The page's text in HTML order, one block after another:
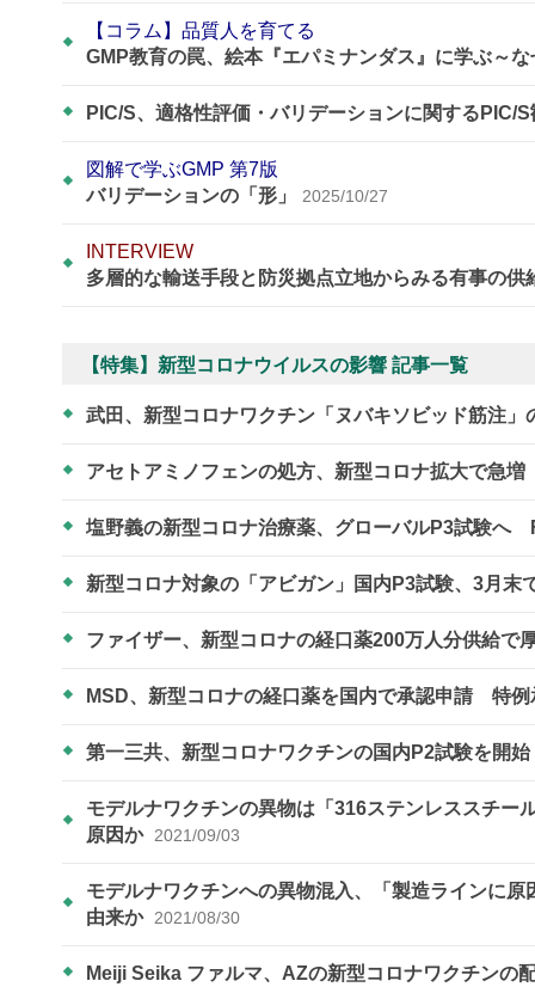
【コラム】品質人を育てる
GMP教育の罠、絵本『エパミナンダス』に学ぶ～
PIC/S、適格性評価・バリデーションに関するPIC/
図解で学ぶGMP 第7版
バリデーションの「形」
2025/10/27
INTERVIEW
多層的な輸送手段と防災拠点立地からみる有事の
【特集】新型コロナウイルスの影響 記事一覧
武田、新型コロナワクチン「ヌバキソビッド筋注
アセトアミノフェンの処方、新型コロナ拡大で急
塩野義の新型コロナ治療薬、グローバルP3試験へ
新型コロナ対象の「アビガン」国内P3試験、3月
ファイザー、新型コロナの経口薬200万人分供給で
MSD、新型コロナの経口薬を国内で承認申請 特
第一三共、新型コロナワクチンの国内P2試験を開始
モデルナワクチンの異物は「316ステンレススチ
原因か 2021/09/03
モデルナワクチンへの異物混入、「製造ラインに
由来か 2021/08/30
Meiji Seika ファルマ、AZの新型コロナワクチンの